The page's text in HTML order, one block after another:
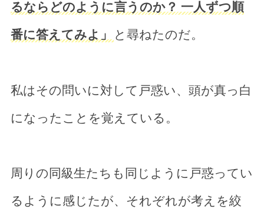
るならどのように言うのか？ 一人ずつ順
番に答えてみよ」 と尋ねたのだ。
私はその問いに対して戸惑い、頭が真っ白
になったことを覚えている。
周りの同級生たちも同じように戸惑ってい
るように感じたが、それぞれが考えを絞